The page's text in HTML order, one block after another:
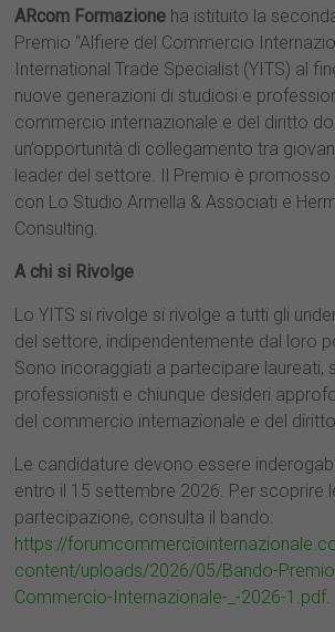
ARcom Formazione ha istituito la
Premio “Alfiere del Commercio
International Trade Specialist (YITS) al
nuove generazioni di studiosi e
commercio internazionale e del diritto
un’opportunità di collegamento tra
leader del settore. Il Premio è
con Lo Studio Armella & Associati e
Consulting.
A chi si Rivolge
Lo YITS si rivolge si rivolge a tutti gli
del settore, indipendentemente dal loro
Sono incoraggiati a partecipare laureati,
professionisti e chiunque desideri
del commercio internazionale e del
Le candidature devono essere
entro il 15 settembre 2026. Per scoprire
partecipazione, consulta il bando:
https://
content/uploads/2026/05/Bando-
Commercio-Internazionale-_-2026-1.pdf.